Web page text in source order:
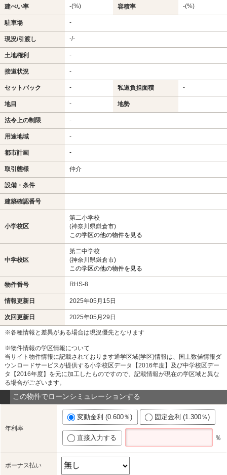
建ぺい率 -(%) 容積率 -(%)
駐車場 -
現況/引渡し -/-
土地権利 -
接道状況 -
セットバック - 私道負担面積 -
地目 - 地勢
法令上の制限 -
用途地域 -
都市計画 -
取引態様 仲介
設備・条件
建築確認番号
小学校区
第二小学校
(神奈川県鎌倉市)
この学区の他の物件を見る
中学校区
第二中学校
(神奈川県鎌倉市)
この学区の他の物件を見る
物件番号 RHS-8
情報更新日 2025年05月15日
次回更新日 2025年05月29日
※各種情報と差異がある場合は現況優先となります
※物件情報の学区情報について
当サイト物件情報に記載されております通学区域(学区)情報は、国土数値情報ダ
ウンロードサービスが提供する小学校区データ【2016年度】及び中学校区デー
タ【2016年度】を元に加工したものですので、記載情報が現在の学区域と異な
る場合がございます。
この物件でローンシミュレーションする
年利率
変動金利 (0.600％) 固定金利 (1.300％)
直接入力する ％
ボーナス払い